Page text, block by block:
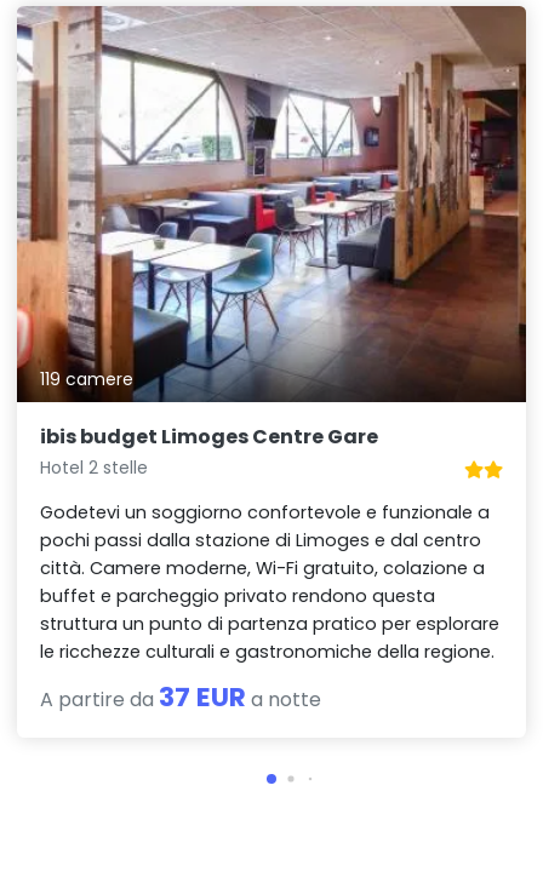
119 camere
ibis budget Limoges Centre Gare
Hotel 2 stelle
Godetevi un soggiorno confortevole e funzionale a
pochi passi dalla stazione di Limoges e dal centro
città. Camere moderne, Wi-Fi gratuito, colazione a
buffet e parcheggio privato rendono questa
struttura un punto di partenza pratico per esplorare
le ricchezze culturali e gastronomiche della regione.
A partire da 37 EUR a notte